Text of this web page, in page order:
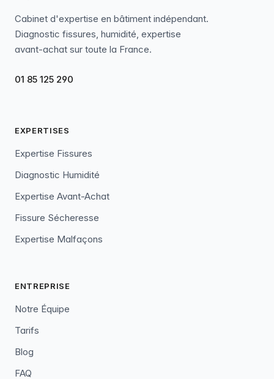
Cabinet d'expertise en bâtiment indépendant.
Diagnostic fissures, humidité, expertise
avant-achat sur toute la France.
01 85 125 290
EXPERTISES
Expertise Fissures
Diagnostic Humidité
Expertise Avant-Achat
Fissure Sécheresse
Expertise Malfaçons
ENTREPRISE
Notre Équipe
Tarifs
Blog
FAQ